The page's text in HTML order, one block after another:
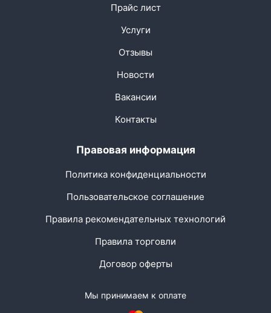
Прайс лист
Услуги
Отзывы
Новости
Вакансии
Контакты
Правовая информация
Политика конфиденциальности
Пользовательское соглашение
Правила рекомендательных технологий
Правила торговли
Договор оферты
Мы принимаем к оплате